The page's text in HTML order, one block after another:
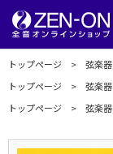
トップページ 弦楽器
トップページ
弦楽器
トップページ
弦楽器